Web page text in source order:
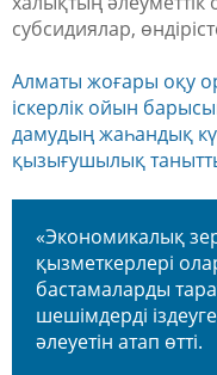
субсидиялар,
Алматы жоғары оқу
іскерлік ойын
дамудың жаһандық
қызығушылық
«Экономикалық
қызметкерлері
бастамаларды
шешімдерді
әлеуетін атап өтті.